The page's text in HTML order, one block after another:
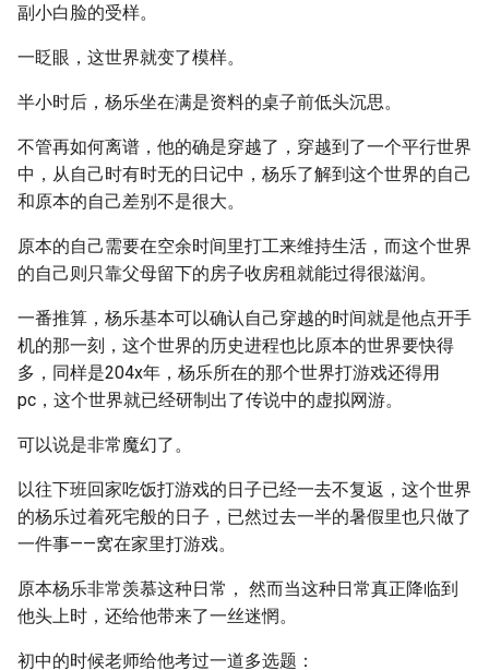
副小白脸的受样。
一眨眼，这世界就变了模样。
半小时后，杨乐坐在满是资料的桌子前低头沉思。
不管再如何离谱，他的确是穿越了，穿越到了一个平行世界
中，从自己时有时无的日记中，杨乐了解到这个世界的自己
和原本的自己差别不是很大。
原本的自己需要在空余时间里打工来维持生活，而这个世界
的自己则只靠父母留下的房子收房租就能过得很滋润。
一番推算，杨乐基本可以确认自己穿越的时间就是他点开手
机的那一刻，这个世界的历史进程也比原本的世界要快得
多，同样是204x年，杨乐所在的那个世界打游戏还得用
pc，这个世界就已经研制出了传说中的虚拟网游。
可以说是非常魔幻了。
以往下班回家吃饭打游戏的日子已经一去不复返，这个世界
的杨乐过着死宅般的日子，已然过去一半的暑假里也只做了
一件事——窝在家里打游戏。
原本杨乐非常羡慕这种日常， 然而当这种日常真正降临到
他头上时，还给他带来了一丝迷惘。
初中的时候老师给他考过一道多选题：